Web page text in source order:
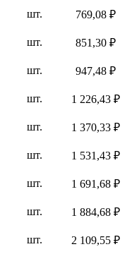
шт.
769,08 ₽
шт.
851,30 ₽
шт.
947,48 ₽
шт.
1 226,43 ₽
шт.
1 370,33 ₽
шт.
1 531,43 ₽
шт.
1 691,68 ₽
шт.
1 884,68 ₽
шт.
2 109,55 ₽